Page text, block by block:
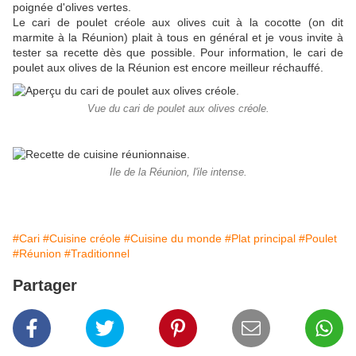
poignée d'olives vertes.
Le cari de poulet créole aux olives cuit à la cocotte (on dit
marmite à la Réunion) plait à tous en général et je vous invite à
tester sa recette dès que possible. Pour information, le cari de
poulet aux olives de la Réunion est encore meilleur réchauffé.
Vue du cari de poulet aux olives créole.
Ile de la Réunion, l'ile intense.
#Cari #Cuisine créole #Cuisine du monde #Plat principal #Poulet
#Réunion #Traditionnel
Partager